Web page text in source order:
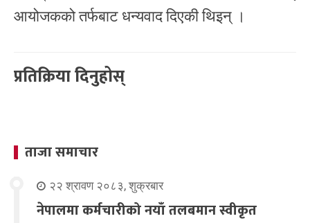
आयोजकको तर्फबाट धन्यवाद दिएकी थिइन् ।
प्रतिक्रिया दिनुहोस्
ताजा समाचार
२२ श्रावण २०८३, शुक्रबार
नेपालमा कर्मचारीको नयाँ तलबमान स्वीकृत